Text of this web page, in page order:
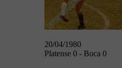
20/04/1980
Platense 0 - Boca 0